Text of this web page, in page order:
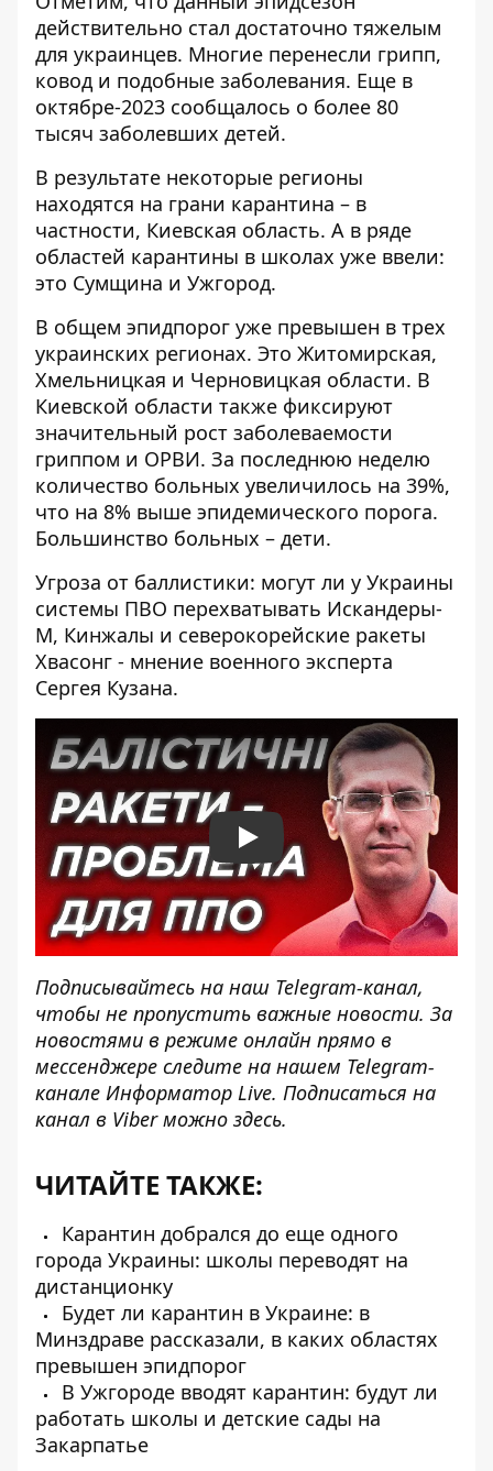
действительно стал достаточно тяжелым
для украинцев. Многие перенесли грипп,
ковод и подобные заболевания. Еще в
октябре-2023 сообщалось о более 80
тысяч заболевших детей.
В результате некоторые регионы
находятся на грани карантина – в
частности, Киевская область. А в ряде
областей карантины в школах уже ввели:
это Сумщина и Ужгород.
В общем эпидпорог уже превышен в трех
украинских регионах. Это Житомирская,
Хмельницкая и Черновицкая области. В
Киевской области также фиксируют
значительный рост заболеваемости
гриппом и ОРВИ. За последнюю неделю
количество больных увеличилось на 39%,
что на 8% выше эпидемического порога.
Большинство больных – дети.
Угроза от баллистики: могут ли у Украины
системы ПВО перехватывать Искандеры-
М, Кинжалы и северокорейские ракеты
Хвасонг - мнение военного эксперта
Сергея Кузана.
Play
Подписывайтесь на наш Telegram-канал,
чтобы не пропустить важные новости. За
новостями в режиме онлайн прямо в
мессенджере следите на нашем Telegram-
канале Информатор Live. Подписаться на
канал в Viber можно здесь.
ЧИТАЙТЕ ТАКЖЕ:
Карантин добрался до еще одного
города Украины: школы переводят на
дистанционку
Будет ли карантин в Украине: в
Минздраве рассказали, в каких областях
превышен эпидпорог
В Ужгороде вводят карантин: будут ли
работать школы и детские сады на
Закарпатье